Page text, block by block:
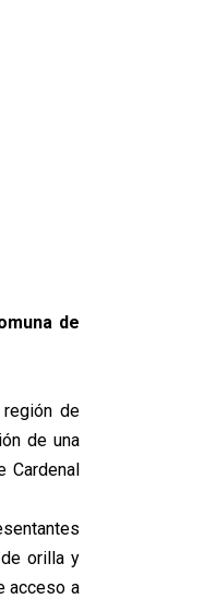
de
de
de una
Cardenal
orilla y
acceso a